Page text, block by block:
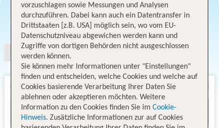
Angebotsauswahl
vorzuschlagen sowie Messungen und Analysen
durchzuführen. Dabei kann auch ein Datentransfer in
Drittstaaten [z.B. USA] möglich sein, wo vom EU-
Datenschutzniveau abgewichen werden kann und
Zugriffe von dortigen Behörden nicht ausgeschlossen
werden können.
Sie können mehr Informationen unter "Einstellungen"
finden und entscheiden, welche Cookies und welche auf
Cookies basierende Verarbeitung Ihrer Daten Sie
ablehnen oder akzeptieren möchten. Weitere
Information zu den Cookies finden Sie im Cookie-
Hinweis. Zusätzliche Informationen zur auf Cookies